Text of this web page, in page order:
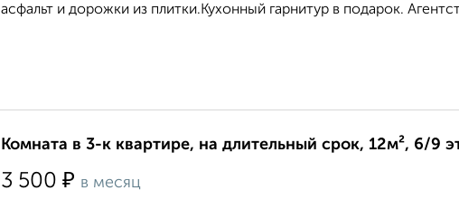
асфальт и дорожки из плитки.Кухонный гарнитур в подарок.
Комната в 3-к квартире, на длительный срок, 12м², 6/9
3 500 ₽ в месяц